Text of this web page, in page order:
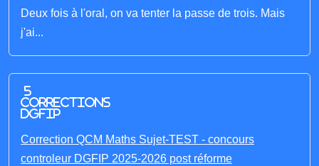
Deux fois à l'oral, on va tenter la passe de trois. Mais
j'ai...
5
corrections
DGFIP
Correction QCM Maths Sujet-TEST - concours
controleur DGFIP 2025-2026 post réforme